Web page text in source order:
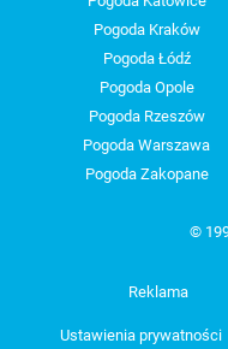
Pogoda Kraków
Pogoda Łódź
Pogoda Opole
Pogoda Rzeszów
Pogoda Warszawa
Pogoda Zakopane
©
Reklama
Ustawienia prywatności